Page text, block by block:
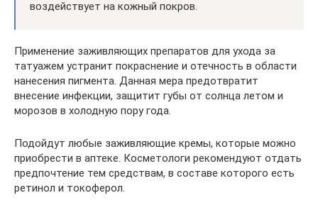
воздействует на кожный покров.
Применение заживляющих препаратов для ухода за
татуажем устранит покраснение и отечность в области
нанесения пигмента. Данная мера предотвратит
внесение инфекции, защитит губы от солнца летом и
морозов в холодную пору года.
Подойдут любые заживляющие кремы, которые можно
приобрести в аптеке. Косметологи рекомендуют отдать
предпочтение тем средствам, в составе которого есть
ретинол и токоферол.